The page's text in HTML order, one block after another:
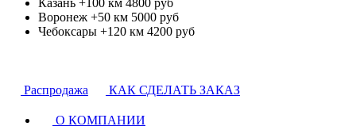
Казань +100 км 4800 руб
Воронеж +50 км 5000 руб
Чебоксары +120 км 4200 руб
Распродажа КАК СДЕЛАТЬ ЗАКАЗ
О КОМПАНИИ